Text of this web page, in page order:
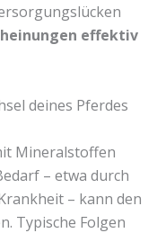
effektiv
deines Pferdes
Mineralstoffen
– etwa durch
– kann den
Typische Folgen